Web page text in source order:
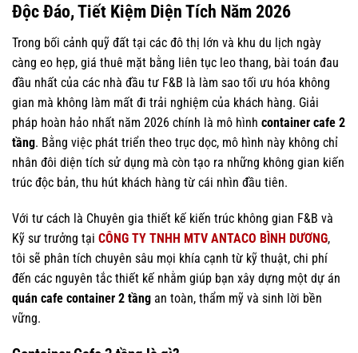
Độc Đáo, Tiết Kiệm Diện Tích Năm 2026
Trong bối cảnh quỹ đất tại các đô thị lớn và khu du lịch ngày
càng eo hẹp, giá thuê mặt bằng liên tục leo thang, bài toán đau
đầu nhất của các nhà đầu tư F&B là làm sao tối ưu hóa không
gian mà không làm mất đi trải nghiệm của khách hàng. Giải
pháp hoàn hảo nhất năm 2026 chính là mô hình container cafe 2
tầng. Bằng việc phát triển theo trục dọc, mô hình này không chỉ
nhân đôi diện tích sử dụng mà còn tạo ra những không gian kiến
trúc độc bản, thu hút khách hàng từ cái nhìn đầu tiên.
Với tư cách là Chuyên gia thiết kế kiến trúc không gian F&B và
Kỹ sư trưởng tại CÔNG TY TNHH MTV ANTACO BÌNH DƯƠNG,
tôi sẽ phân tích chuyên sâu mọi khía cạnh từ kỹ thuật, chi phí
đến các nguyên tắc thiết kế nhằm giúp bạn xây dựng một dự án
quán cafe container 2 tầng an toàn, thẩm mỹ và sinh lời bền
vững.